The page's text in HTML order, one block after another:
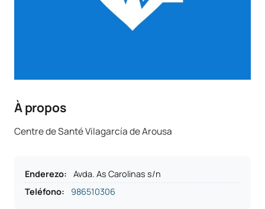
À propos
Centre de Santé Vilagarcía de Arousa
Enderezo:
Avda. As Carolinas s/n
Teléfono: 986510306